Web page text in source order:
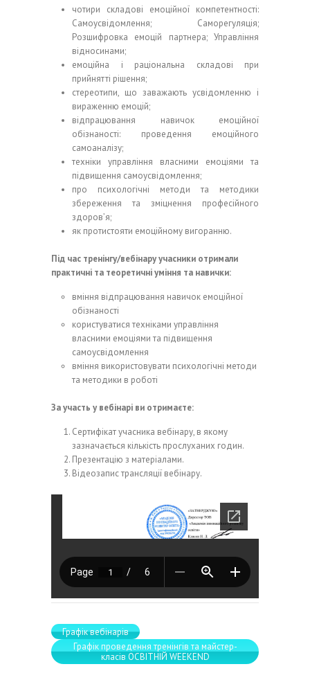
чотири складові емоційної компетентності:
Самоусвідомлення; Саморегуляція;
Розшифровка емоцій партнера; Управління
відносинами;
емоційна і раціональна складові при
прийнятті рішення;
стереотипи, що заважають усвідомленню і
вираженню емоцій;
відпрацювання навичок емоційної
обізнаності: проведення емоційного
самоаналізу;
техніки управління власними емоціями та
підвищення самоусвідомлення;
про психологічні методи та методики
збереження та зміцнення професійного
здоров’я;
як протистояти емоційному вигоранню.
Під час тренінгу/вебінару учасники отримали
практичні та теоретичні уміння та навички:
вміння відпрацювання навичок емоційної
обізнаності
користуватися техніками управління
власними емоціями та підвищення
самоусвідомлення
вміння використовувати психологічні методи
та методики в роботі
За участь у вебінарі ви отримаєте:
Сертифікат учасника вебінару, в якому
зазначається кількість прослуханих годин.
Презентацію з матеріалами.
Відеозапис трансляції вебінару.
Графік вебінарів
Графік проведення тренінгів та майстер-
класів ОСВІТНІЙ WEEKEND